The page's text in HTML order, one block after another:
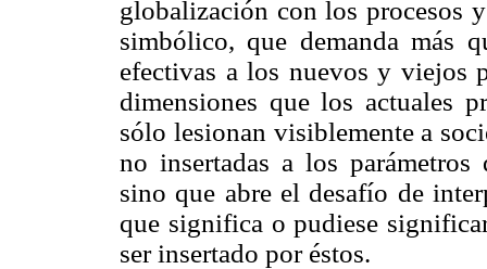
globalización con los procesos
simbólico, que demanda más
efectivas a los nuevos y viejos
dimensiones que los actuales
sólo lesionan visiblemente a
no insertadas a los parámetros
sino que abre el desafío de
que significa o pudiese
ser insertado por éstos.